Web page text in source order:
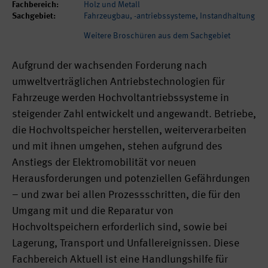
Fachbereich:
Holz und Metall
Sachgebiet:
Fahrzeugbau, -antriebssysteme, Instandhaltung
Weitere Broschüren aus dem Sachgebiet
Aufgrund der wachsenden Forderung nach
umweltverträglichen Antriebstechnologien für
Fahrzeuge werden Hochvoltantriebssysteme in
steigender Zahl entwickelt und angewandt. Betriebe,
die Hochvoltspeicher herstellen, weiterverarbeiten
und mit ihnen umgehen, stehen aufgrund des
Anstiegs der Elektromobilität vor neuen
Herausforderungen und potenziellen Gefährdungen
– und zwar bei allen Prozessschritten, die für den
Umgang mit und die Reparatur von
Hochvoltspeichern erforderlich sind, sowie bei
Lagerung, Transport und Unfallereignissen. Diese
Fachbereich Aktuell ist eine Handlungshilfe für